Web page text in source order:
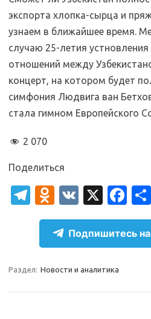
экспорта хлопка-сырца и
узнаем в ближайшее время.
случаю 25-летия
отношений между
концерт, на котором будет
симфония Людвига ван
стала гимном Европейского
2 070
Поделиться
T
el
gr
a
O
d
n
o
kl
V
K
X
Fa
c
e
b
Подпишитесь
Раздел: Новости и аналитика